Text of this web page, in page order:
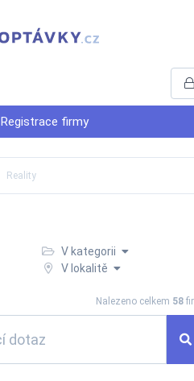
Registrace firmy
Reality
V kategorii
V lokalitě
Nalezeno celkem 58